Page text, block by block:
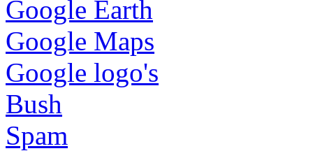
Google Earth
Google Maps
Google logo's
Bush
Spam